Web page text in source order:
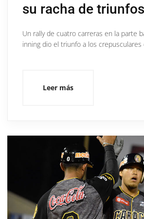
su racha de triunfos
Un rally de cuatro carreras en la parte
inning dio el triunfo a los
Leer más